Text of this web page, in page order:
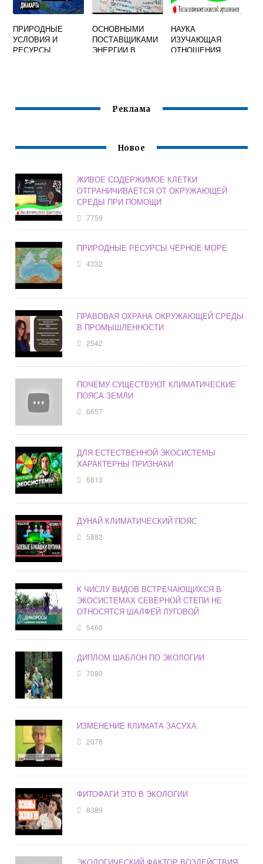
ПРИРОДНЫЕ
УСЛОВИЯ И
РЕСУРСЫ
ОСНОВНЫМИ
ПОСТАВЩИКАМИ
ЭНЕРГИИ В
НАУКА
ИЗУЧАЮЩАЯ
ОТНОШЕНИЯ
Реклама
Новое
ЖИВОЕ СОДЕРЖИМОЕ КЛЕТКИ
ОТГРАНИЧИВАЕТСЯ ОТ ОКРУЖАЮЩЕЙ
СРЕДЫ ПРИ ПОМОЩИ
7759
ПРИРОДНЫЕ РЕСУРСЫ ЧЕРНОЕ МОРЕ
4332
ПРАВОВАЯ ОХРАНА ОКРУЖАЮЩЕЙ СРЕДЫ
В ПРОМЫШЛЕННОСТИ
2542
ПОЧЕМУ СУЩЕСТВУЮТ КЛИМАТИЧЕСКИЕ
ПОЯСА ЗЕМЛИ
6657
ДЛЯ ЕСТЕСТВЕННОЙ ЭКОСИСТЕМЫ
ХАРАКТЕРНЫ ПРИЗНАКИ
6813
ДУНАЙ КЛИМАТИЧЕСКИЙ ПОЯС
5882
К ЧИСЛУ ВИДОВ ВСТРЕЧАЮЩИХСЯ В
ЭКОСИСТЕМАХ СЕВЕРНОЙ СТЕПИ НЕ
ОТНОСЯТСЯ ШАЛФЕЙ ЛУГОВОЙ
5460
ДИПЛОМ ШАБЛОН ПО ЭКОЛОГИИ
7080
ИЗМЕНЕНИЕ КЛИМАТА ЗАСУХА
2078
ФИТОФАГИ ЭТО В ЭКОЛОГИИ
8389